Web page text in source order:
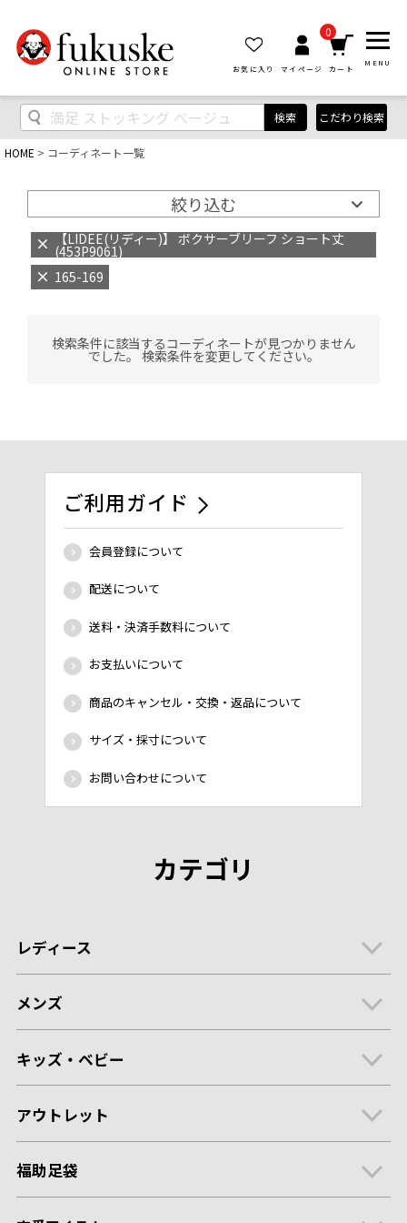
お気に入り マイページ
0
カート
MENU
検索 こだわり検索
HOME コーディネート一覧
絞り込む
【LIDEE(リディー)】 ボクサーブリーフ ショート丈
(453P9061)
165-169
検索条件に該当するコーディネートが見つかりません
でした。 検索条件を変更してください。
ご利用ガイド
会員登録について
配送について
送料・決済手数料について
お支払いについて
商品のキャンセル・交換・返品について
サイズ・採寸について
お問い合わせについて
カテゴリ
レディース
メンズ
キッズ・ベビー
アウトレット
福助足袋